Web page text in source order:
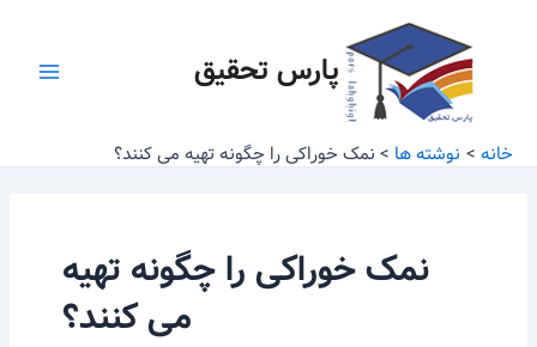
پارس تحقیق
خانه نوشته ها نمک خوراکی را چگونه تهیه می کنند؟
نمک خوراکی را چگونه تهیه
می کنند؟